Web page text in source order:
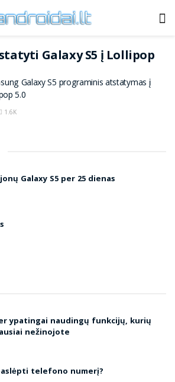
Galaxy S5 į Lollipop
Galaxy S5 programinis atstatymas į
5.0
1.6K
Galaxy S5 per 25 dienas
ypatingai naudingų funkcijų, kurių
nežinojote
telefono numerį?